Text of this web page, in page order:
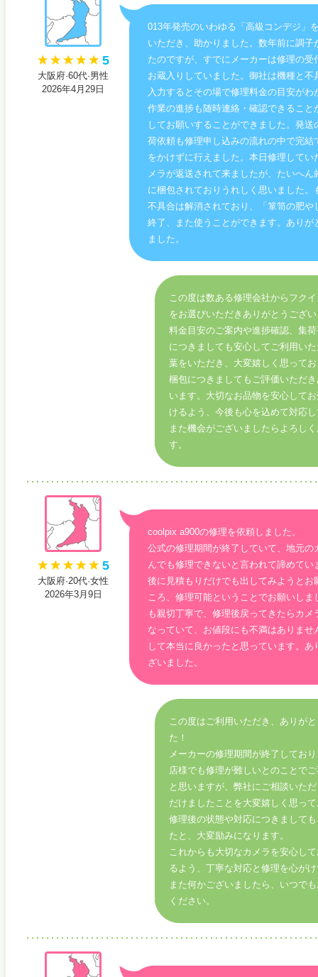
5
大阪府·60代·男性
2026年4月29日
013年発売のいわゆる「高級コンデジ」
いただき、助かりました。数年前に調子
たのですが、すでにメーカーは修理の受
お蔵入りしていました。御社は機種と不
入力するとその場で修理料金の目安がわ
作業の進捗も随時連絡・確認できること
してお願いすることができました。発送
荷依頼も修理申し込みの流れの中で完結
をかけずに行えました。本日修理してい
メラが返送されて来ましたが、たいへん
に梱包されておりうれしく思いました。
不具合は解消されており、「箪笥の肥や
終了、また使うことができます。ありが
ました。
この度は数ある修理会社からフク
をお選びいただきありがとうござ
料金目安のご案内や進捗確認、集
につきましても安心してご利用い
葉をいただき、大変嬉しく思って
梱包につきましてもご評価いただ
います。大切なお品物を安心して
けるよう、今後も心を込めて対応
また機会がございましたらよろし
す。
5
大阪府·20代·女性
2026年3月9日
coolpix a900の修理を依頼しました。
公式の修理期間が終了していて、地元の
んでも修理できないと言われて諦めてい
後に見積もりだけでも出してみようとお
ころ、修理可能ということでお願いしま
も親切丁寧で、修理後戻ってきたらカメ
なっていて、お値段にも不満はありませ
して本当に良かったと思っています。あ
ざいました。
この度はご利用いただき、ありが
た！
メーカーの修理期間が終了してお
店様でも修理が難しいとのことで
と思いますが、弊社にご相談いた
だけましたことを大変嬉しく思っ
修理後の状態や対応につきまして
たと、大変励みになります。
これからも大切なカメラを安心し
るよう、丁寧な対応と修理を心が
また何かございましたら、いつで
ください。